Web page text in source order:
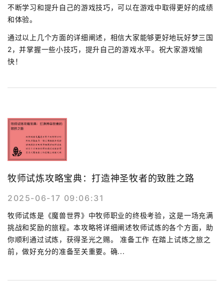
不断学习和提升自己的游戏技巧，可以在游戏中取得更好的成绩
和体验。
通过以上几个方面的详细阐述，相信大家能够更好地玩好梦三国
2，并掌握一些小技巧，提升自己的游戏水平。祝大家游戏愉
快！
牧师试炼攻略宝典：打造神圣牧者的致胜之路
2025-06-17 09:06:31
牧师试炼是《魔兽世界》中牧师职业的终极考验，这是一场充满
挑战和奖励的旅程。本攻略将详细阐述牧师试炼的各个方面，助
你顺利通过试炼，获得圣光之赐。 准备工作 在踏上试炼之旅之
前，做好充分的准备至关重要。确...